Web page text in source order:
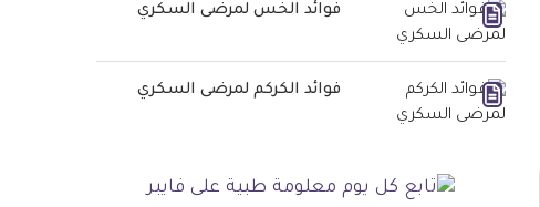
فوائد الخس لمرضى السكري
فوائد الكركم لمرضى السكري